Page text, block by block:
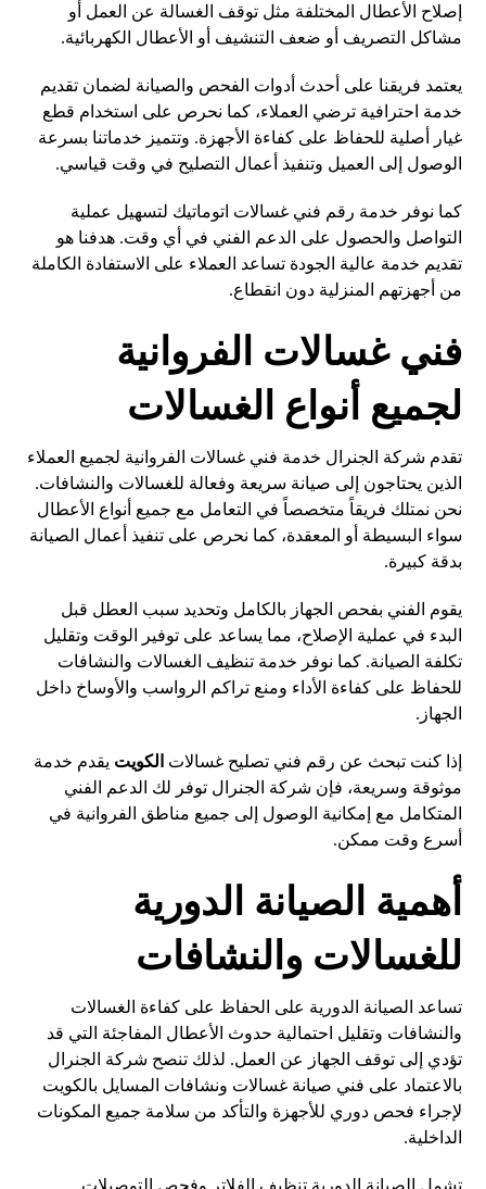
إصلاح الأعطال المختلفة مثل توقف الغسالة عن العمل أو
مشاكل التصريف أو ضعف التنشيف أو الأعطال الكهربائية.
يعتمد فريقنا على أحدث أدوات الفحص والصيانة لضمان تقديم
خدمة احترافية ترضي العملاء، كما نحرص على استخدام قطع
غيار أصلية للحفاظ على كفاءة الأجهزة. وتتميز خدماتنا بسرعة
الوصول إلى العميل وتنفيذ أعمال التصليح في وقت قياسي.
كما نوفر خدمة رقم فني غسالات اتوماتيك لتسهيل عملية
التواصل والحصول على الدعم الفني في أي وقت. هدفنا هو
تقديم خدمة عالية الجودة تساعد العملاء على الاستفادة الكاملة
من أجهزتهم المنزلية دون انقطاع.
فني غسالات الفروانية
لجميع أنواع الغسالات
تقدم شركة الجنرال خدمة فني غسالات الفروانية لجميع العملاء
الذين يحتاجون إلى صيانة سريعة وفعالة للغسالات والنشافات.
نحن نمتلك فريقاً متخصصاً في التعامل مع جميع أنواع الأعطال
سواء البسيطة أو المعقدة، كما نحرص على تنفيذ أعمال الصيانة
بدقة كبيرة.
يقوم الفني بفحص الجهاز بالكامل وتحديد سبب العطل قبل
البدء في عملية الإصلاح، مما يساعد على توفير الوقت وتقليل
تكلفة الصيانة. كما نوفر خدمة تنظيف الغسالات والنشافات
للحفاظ على كفاءة الأداء ومنع تراكم الرواسب والأوساخ داخل
الجهاز.
إذا كنت تبحث عن رقم فني تصليح غسالات الكويت يقدم خدمة
موثوقة وسريعة، فإن شركة الجنرال توفر لك الدعم الفني
المتكامل مع إمكانية الوصول إلى جميع مناطق الفروانية في
أسرع وقت ممكن.
أهمية الصيانة الدورية
للغسالات والنشافات
تساعد الصيانة الدورية على الحفاظ على كفاءة الغسالات
والنشافات وتقليل احتمالية حدوث الأعطال المفاجئة التي قد
تؤدي إلى توقف الجهاز عن العمل. لذلك تنصح شركة الجنرال
بالاعتماد على فني صيانة غسالات ونشافات المسايل بالكويت
لإجراء فحص دوري للأجهزة والتأكد من سلامة جميع المكونات
الداخلية.
تشمل الصيانة الدورية تنظيف الفلاتر وفحص التوصيلات